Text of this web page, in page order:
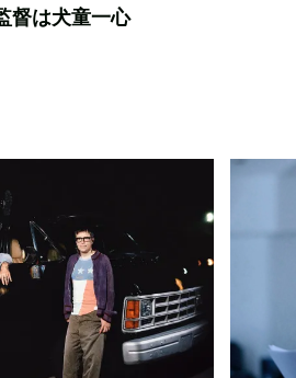
は犬童一心